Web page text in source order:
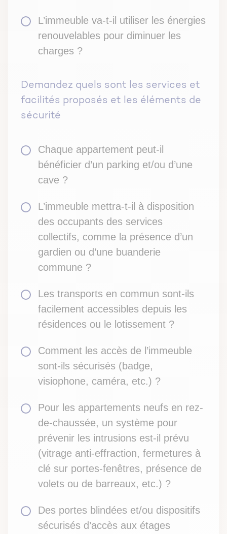
L’immeuble va-t-il utiliser les énergies
renouvelables pour diminuer les
charges ?
Demandez quels sont les services et
facilités proposés et les éléments de
sécurité
Chaque appartement peut-il
bénéficier d’un parking et/ou d’une
cave ?
L’immeuble mettra-t-il à disposition
des occupants des services
collectifs, comme la présence d’un
gardien ou d’une buanderie
commune ?
Les transports en commun sont-ils
facilement accessibles depuis les
résidences ou le lotissement ?
Comment les accès de l’immeuble
sont-ils sécurisés (badge,
visiophone, caméra, etc.) ?
Pour les appartements neufs en rez-
de-chaussée, un système pour
prévenir les intrusions est-il prévu
(vitrage anti-effraction, fermetures à
clé sur portes-fenêtres, présence de
volets ou de barreaux, etc.) ?
Des portes blindées et/ou dispositifs
sécurisés d’accès aux étages